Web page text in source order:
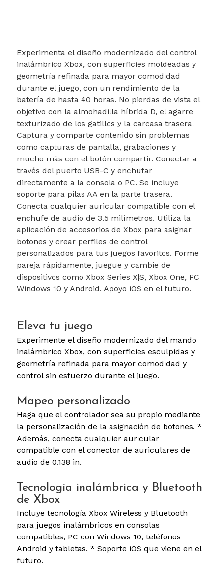
Experimenta el diseño modernizado del control
inalámbrico Xbox, con superficies moldeadas y
geometría refinada para mayor comodidad
durante el juego, con un rendimiento de la
batería de hasta 40 horas. No pierdas de vista el
objetivo con la almohadilla híbrida D, el agarre
texturizado de los gatillos y la carcasa trasera.
Captura y comparte contenido sin problemas
como capturas de pantalla, grabaciones y
mucho más con el botón compartir. Conectar a
través del puerto USB-C y enchufar
directamente a la consola o PC. Se incluye
soporte para pilas AA en la parte trasera.
Conecta cualquier auricular compatible con el
enchufe de audio de 3.5 milímetros. Utiliza la
aplicación de accesorios de Xbox para asignar
botones y crear perfiles de control
personalizados para tus juegos favoritos. Forme
pareja rápidamente, juegue y cambie de
dispositivos como Xbox Series X|S, Xbox One, PC
Windows 10 y Android. Apoyo iOS en el futuro.
Eleva tu juego
Experimente el diseño modernizado del mando
inalámbrico Xbox, con superficies esculpidas y
geometría refinada para mayor comodidad y
control sin esfuerzo durante el juego.
Mapeo personalizado
Haga que el controlador sea su propio mediante
la personalización de la asignación de botones. *
Además, conecta cualquier auricular
compatible con el conector de auriculares de
audio de 0.138 in.
Tecnología inalámbrica y Bluetooth
de Xbox
Incluye tecnología Xbox Wireless y Bluetooth
para juegos inalámbricos en consolas
compatibles, PC con Windows 10, teléfonos
Android y tabletas. * Soporte iOS que viene en el
futuro.